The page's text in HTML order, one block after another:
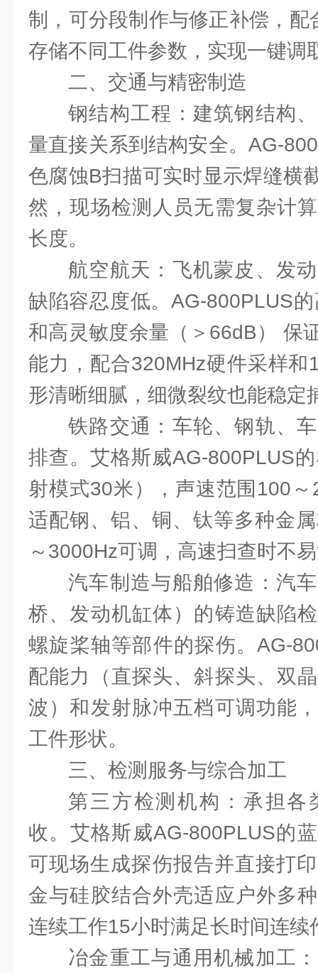
制，可分段制作与修正补偿，
存储不同工件参数，实现一键调
二、交通与精密制造
钢结构工程：建筑钢结构
量直接关系到结构安全。AG-
色腐蚀B扫描可实时显示焊缝横
然，现场检测人员无需复杂计
长度。
航空航天：飞机蒙皮、发
缺陷容忍度低。AG-800PLUS
和高灵敏度余量（＞66dB） 保
能力，配合320MHz硬件采样和
形清晰细腻，细微裂纹也能稳定
铁路交通：车轮、钢轨、
排查。艾格斯威AG-800PLUS
射模式30米），声速范围100
适配钢、铝、铜、钛等多种金
～3000Hz可调，高速扫查时不
汽车制造与船舶修造：汽
桥、发动机缸体）的铸造缺陷
螺旋桨轴等部件的探伤。AG-
配能力（直探头、斜探头、双
波）和发射脉冲五档可调功能
工件形状。
三、检测服务与综合加工
第三方检测机构：承担各
收。艾格斯威AG-800PLUS的
可现场生成探伤报告并直接打
金与硅胶结合外壳适应户外多
连续工作15小时满足长时间连续
冶金重工与通用机械加工